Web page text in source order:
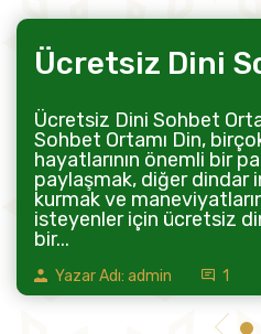
Ücretsiz Dini
Ücretsiz Dini Sohbet
Sohbet Ortamı Din,
hayatlarının önemli bir
paylaşmak, diğer dindar
kurmak ve
isteyenler için ücretsiz
bir...
Yazar Adı: admin 1